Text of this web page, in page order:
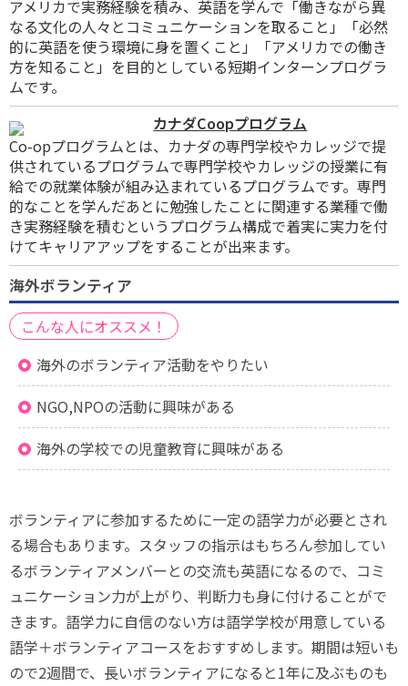
アメリカで実務経験を積み、英語を学んで「働きながら異
なる文化の人々とコミュニケーションを取ること」「必然
的に英語を使う環境に身を置くこと」「アメリカでの働き
方を知ること」を目的としている短期インターンプログラ
ムです。
カナダCoopプログラム
Co-opプログラムとは、カナダの専門学校やカレッジで提
供されているプログラムで専門学校やカレッジの授業に有
給での就業体験が組み込まれているプログラムです。専門
的なことを学んだあとに勉強したことに関連する業種で働
き実務経験を積むというプログラム構成で着実に実力を付
けてキャリアアップをすることが出来ます。
海外ボランティア
こんな人にオススメ！
海外のボランティア活動をやりたい
NGO,NPOの活動に興味がある
海外の学校での児童教育に興味がある
ボランティアに参加するために一定の語学力が必要とされ
る場合もあります。スタッフの指示はもちろん参加してい
るボランティアメンバーとの交流も英語になるので、コミ
ュニケーション力が上がり、判断力も身に付けることがで
きます。語学力に自信のない方は語学学校が用意している
語学＋ボランティアコースをおすすめします。期間は短いも
ので2週間で、長いボランティアになると1年に及ぶものも